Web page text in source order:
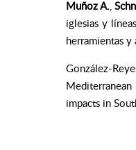
Muñoz A.
iglesias y
herramientas
González-
impacts in